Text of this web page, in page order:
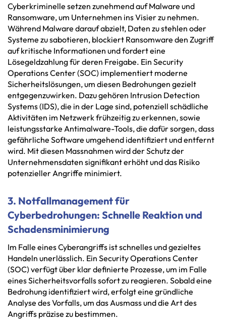
Cyberkriminelle setzen zunehmend auf Malware und
Ransomware, um Unternehmen ins Visier zu nehmen.
Während Malware darauf abzielt, Daten zu stehlen oder
Systeme zu sabotieren, blockiert Ransomware den Zugriff
auf kritische Informationen und fordert eine
Lösegeldzahlung für deren Freigabe. Ein Security
Operations Center (SOC) implementiert moderne
Sicherheitslösungen, um diesen Bedrohungen gezielt
entgegenzuwirken. Dazu gehören Intrusion Detection
Systems (IDS), die in der Lage sind, potenziell schädliche
Aktivitäten im Netzwerk frühzeitig zu erkennen, sowie
leistungsstarke Antimalware-Tools, die dafür sorgen, dass
gefährliche Software umgehend identifiziert und entfernt
wird. Mit diesen Massnahmen wird der Schutz der
Unternehmensdaten signifikant erhöht und das Risiko
potenzieller Angriffe minimiert.
3. Notfallmanagement für
Cyberbedrohungen: Schnelle Reaktion und
Schadensminimierung
Im Falle eines Cyberangriffs ist schnelles und gezieltes
Handeln unerlässlich. Ein Security Operations Center
(SOC) verfügt über klar definierte Prozesse, um im Falle
eines Sicherheitsvorfalls sofort zu reagieren. Sobald eine
Bedrohung identifiziert wird, erfolgt eine gründliche
Analyse des Vorfalls, um das Ausmass und die Art des
Angriffs präzise zu bestimmen.